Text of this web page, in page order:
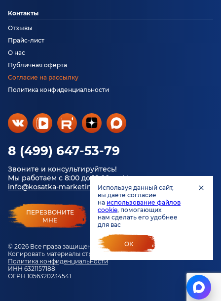
8 (499) 647-53-79
Звоните и консультируйтесь!
Мы работаем с 8:00 до 18:00 по Москве.
info@kosatka-marketing.ru
ПЕРЕЗВОНИТЕ
МНЕ
© 2026 Все права защищены.
Копировать материалы строго запрещено.
Политика конфиденциальности
ИНН 6321157188
ОГРН 1056320234541
Контакты
Отзывы
Прайс-лист
О нас
Публичная оферта
Согласие на рассылку
Политика конфиденциальности
Используя данный сайт,
вы даёте согласие
на использование файлов
cookie, помогающих
нам сделать его удобнее
для вас
ОК